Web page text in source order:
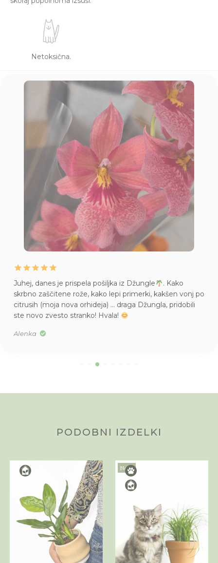
Netoksična.
Juhej, danes je prispela pošiljka iz Džungle
. Kako
skrbno zaščitene rože, kako lepi primerki, kakšen vonj po
citrusih (moja nova orhideja) … draga Džungla, pridobili
ste novo zvesto stranko! Hvala!
Alenka
PODOBNI IZDELKI
Novo